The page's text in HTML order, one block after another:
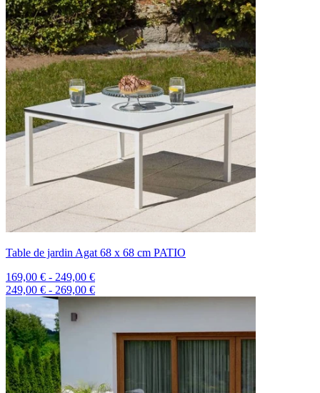
Table de jardin Agat 68 x 68 cm PATIO
169,00 € - 249,00 €
249,00 € - 269,00 €